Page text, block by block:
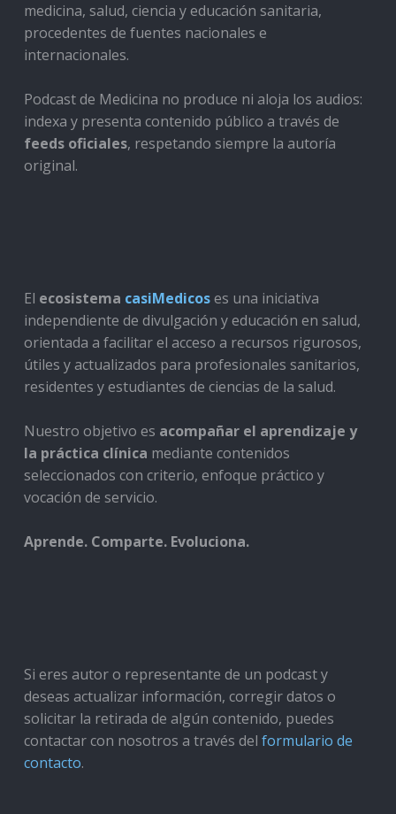
medicina, salud, ciencia y educación sanitaria,
procedentes de fuentes nacionales e
internacionales.
Podcast de Medicina no produce ni aloja los audios:
indexa y presenta contenido público a través de
feeds oficiales, respetando siempre la autoría
original.
El ecosistema casiMedicoses una iniciativa
independiente de divulgación y educación en salud,
orientada a facilitar el acceso a recursos rigurosos,
útiles y actualizados para profesionales sanitarios,
residentes y estudiantes de ciencias de la salud.
Nuestro objetivo es acompañar el aprendizaje y
la práctica clínica mediante contenidos
seleccionados con criterio, enfoque práctico y
vocación de servicio.
Aprende. Comparte. Evoluciona.
Si eres autor o representante de un podcast y
deseas actualizar información, corregir datos o
solicitar la retirada de algún contenido, puedes
contactar con nosotros a través del formulario de
contacto.